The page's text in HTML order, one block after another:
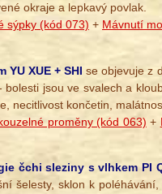
okraje a lepkavý povlak.
sýpky (kód 073) + Mávnutí
YU XUE + SHI se objevuje z
bolesti jsou ve svalech a
necitlivost končetin,
proměny (kód 063) +
čchi sleziny s vlhkem PI
šelesty, sklon k